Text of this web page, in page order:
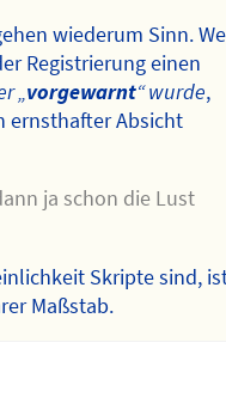
wiederum Sinn.
Registrierung einen
„vorgewarnt“ wurde,
ernsthafter Absicht
ja schon die Lust
Skripte sind,
Maßstab.